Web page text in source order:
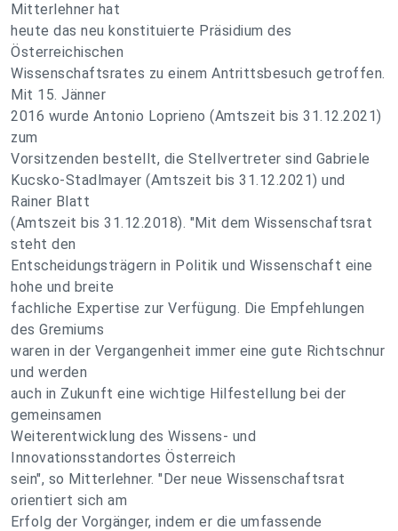
Mitterlehner hat
heute das neu konstituierte Präsidium des
Österreichischen
Wissenschaftsrates zu einem Antrittsbesuch getroffen.
Mit 15. Jänner
2016 wurde Antonio Loprieno (Amtszeit bis 31.12.2021)
zum
Vorsitzenden bestellt, die Stellvertreter sind Gabriele
Kucsko-Stadlmayer (Amtszeit bis 31.12.2021) und
Rainer Blatt
(Amtszeit bis 31.12.2018). "Mit dem Wissenschaftsrat
steht den
Entscheidungsträgern in Politik und Wissenschaft eine
hohe und breite
fachliche Expertise zur Verfügung. Die Empfehlungen
des Gremiums
waren in der Vergangenheit immer eine gute Richtschnur
und werden
auch in Zukunft eine wichtige Hilfestellung bei der
gemeinsamen
Weiterentwicklung des Wissens- und
Innovationsstandortes Österreich
sein", so Mitterlehner. "Der neue Wissenschaftsrat
orientiert sich am
Erfolg der Vorgänger, indem er die umfassende